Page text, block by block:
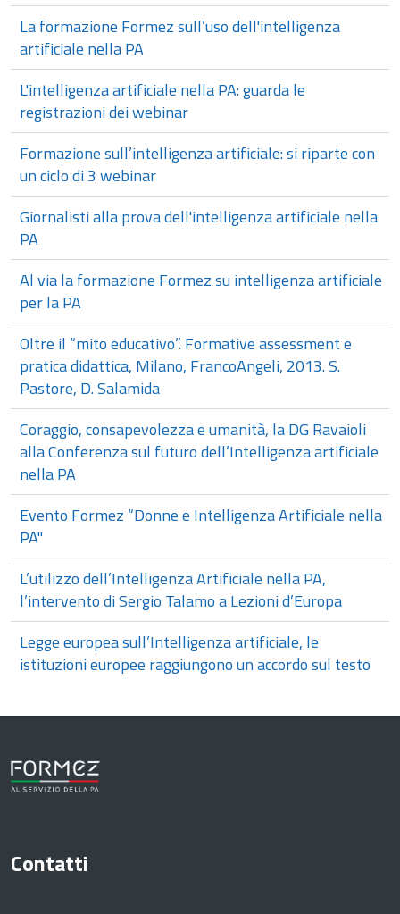
La formazione Formez sull’uso dell'intelligenza
artificiale nella PA
L'intelligenza artificiale nella PA: guarda le
registrazioni dei webinar
Formazione sull’intelligenza artificiale: si riparte con
un ciclo di 3 webinar
Giornalisti alla prova dell'intelligenza artificiale nella
PA
Al via la formazione Formez su intelligenza artificiale
per la PA
Oltre il “mito educativo”. Formative assessment e
pratica didattica, Milano, FrancoAngeli, 2013. S.
Pastore, D. Salamida
Coraggio, consapevolezza e umanità, la DG Ravaioli
alla Conferenza sul futuro dell’Intelligenza artificiale
nella PA
Evento Formez “Donne e Intelligenza Artificiale nella
PA"
L’utilizzo dell’Intelligenza Artificiale nella PA,
l’intervento di Sergio Talamo a Lezioni d’Europa
Legge europea sull’Intelligenza artificiale, le
istituzioni europee raggiungono un accordo sul testo
Contatti